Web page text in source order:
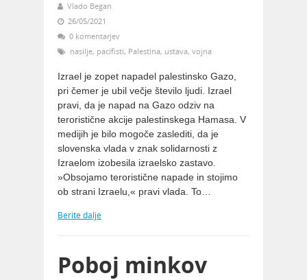
Vlado Began
26/05/2021
0 komentarjev
nasilje, pacifisti, Palestina, ustava, vojna
Izrael je zopet napadel palestinsko Gazo,
pri čemer je ubil večje število ljudi. Izrael
pravi, da je napad na Gazo odziv na
teroristične akcije palestinskega Hamasa. V
medijih je bilo mogoče zaslediti, da je
slovenska vlada v znak solidarnosti z
Izraelom izobesila izraelsko zastavo.
»Obsojamo teroristične napade in stojimo
ob strani Izraelu,« pravi vlada. To…
Berite dalje
Poboj minkov